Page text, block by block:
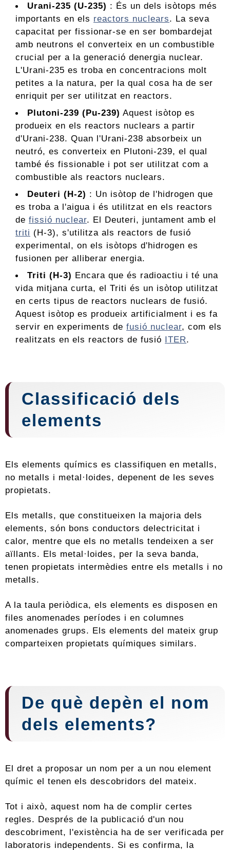
Urani-235 (U-235) : És un dels isòtops més
importants en els reactors nuclears. La seva
capacitat per fissionar-se en ser bombardejat
amb neutrons el converteix en un combustible
crucial per a la generació denergia nuclear.
L'Urani-235 es troba en concentracions molt
petites a la natura, per la qual cosa ha de ser
enriquit per ser utilitzat en reactors.
Plutoni-239 (Pu-239) Aquest isòtop es
produeix en els reactors nuclears a partir
d'Urani-238. Quan l'Urani-238 absorbeix un
neutró, es converteix en Plutoni-239, el qual
també és fissionable i pot ser utilitzat com a
combustible als reactors nuclears.
Deuteri (H-2) : Un isòtop de l'hidrogen que
es troba a l'aigua i és utilitzat en els reactors
de fissió nuclear. El Deuteri, juntament amb el
triti (H-3), s'utilitza als reactors de fusió
experimental, on els isòtops d'hidrogen es
fusionen per alliberar energia.
Triti (H-3) Encara que és radioactiu i té una
vida mitjana curta, el Triti és un isòtop utilitzat
en certs tipus de reactors nuclears de fusió.
Aquest isòtop es produeix artificialment i es fa
servir en experiments de fusió nuclear, com els
realitzats en els reactors de fusió ITER.
Classificació dels
elements
Els elements químics es classifiquen en metalls,
no metalls i metal·loides, depenent de les seves
propietats.
Els metalls, que constitueixen la majoria dels
elements, són bons conductors delectricitat i
calor, mentre que els no metalls tendeixen a ser
aïllants. Els metal·loides, per la seva banda,
tenen propietats intermèdies entre els metalls i no
metalls.
A la taula periòdica, els elements es disposen en
files anomenades períodes i en columnes
anomenades grups. Els elements del mateix grup
comparteixen propietats químiques similars.
De què depèn el nom
dels elements?
El dret a proposar un nom per a un nou element
químic el tenen els descobridors del mateix.
Tot i això, aquest nom ha de complir certes
regles. Després de la publicació d'un nou
descobriment, l'existència ha de ser verificada per
laboratoris independents. Si es confirma, la